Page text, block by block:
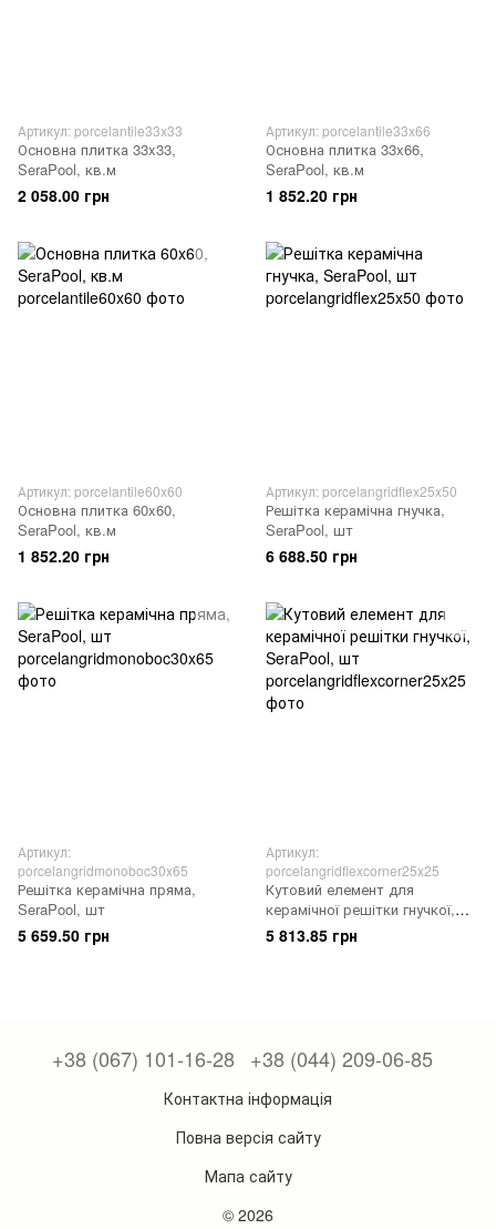
Артикул: porcelantile33x33
Основна плитка 33x33,
SeraPool, кв.м
2 058.00 грн
Артикул: porcelantile33x66
Основна плитка 33x66,
SeraPool, кв.м
1 852.20 грн
Артикул: porcelantile60x60
Основна плитка 60x60,
SeraPool, кв.м
1 852.20 грн
Артикул: porcelangridflex25x50
Решітка керамічна гнучка,
SeraPool, шт
6 688.50 грн
Артикул:
porcelangridmonoboc30x65
Решітка керамічна пряма,
SeraPool, шт
5 659.50 грн
Артикул:
porcelangridflexcorner25x25
Кутовий елемент для
керамічної решітки гнучкої,
SeraPool, шт
5 813.85 грн
+38 (067) 101-16-28 +38 (044) 209-06-85
Контактна інформація
Повна версія сайту
Мапа сайту
© 2026